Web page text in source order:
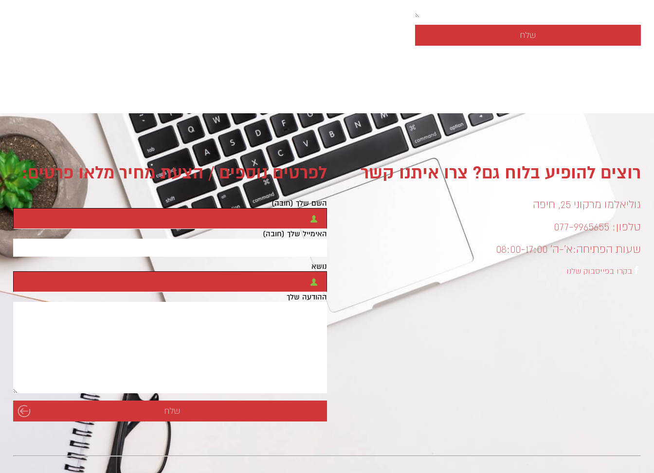
רוצים להופיע בלוח גם? צרו איתנו קשר
גוליאלמו מרקוני 25, חיפה
טלפון: 077-9965655
שעות הפתיחה:א’-ה’ 08:00-17:00
בקרו בפייסבוק שלנו
לפרטים נוספים / הצעת מחיר מלאו פרטים:
השם שלך (חובה)
האימייל שלך (חובה)
נושא
ההודעה שלך